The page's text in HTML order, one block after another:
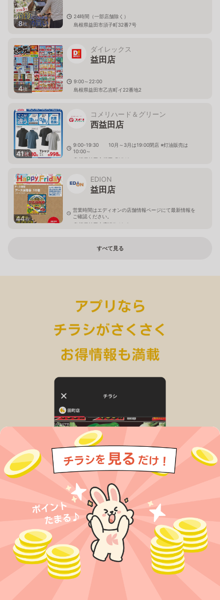
8枚
24時間（一部店舗除く）
島根県益田市須子町32番7号
4枚
ダイレックス
益田店
9:00～22:00
島根県益田市乙吉町イ22番地2
41枚
コメリハード＆グリーン
西益田店
9:00-19:30 10月～3月は19:00閉店 ※灯油販売は
10:00～
島根県益田市横田町2543
44枚
EDION
益田店
営業時間はエディオンの店舗情報ページにて最新情報を
ご確認ください。
島根県益田市高津7-10-3
すべて見る